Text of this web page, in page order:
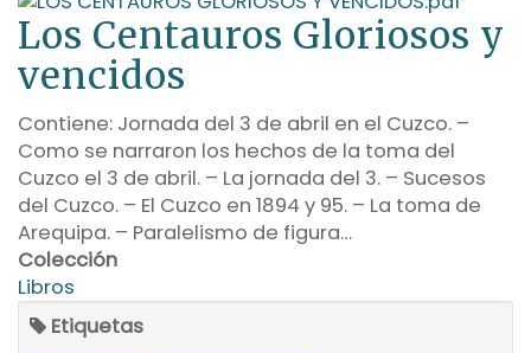
Los Centauros Gloriosos y
vencidos
Contiene: Jornada del 3 de abril en el Cuzco. –
Como se narraron los hechos de la toma del
Cuzco el 3 de abril. – La jornada del 3. – Sucesos
del Cuzco. – El Cuzco en 1894 y 95. – La toma de
Arequipa. – Paralelismo de figura…
Colección
Libros
Etiquetas